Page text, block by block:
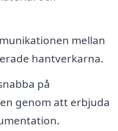
mellan
hantverkarna.
på
genom att erbjuda